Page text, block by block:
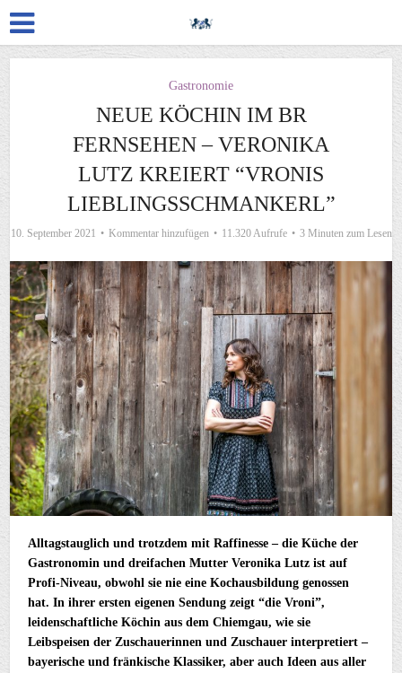
Gastronomie
NEUE KÖCHIN IM BR
FERNSEHEN – VERONIKA
LUTZ KREIERT “VRONIS
LIEBLINGSSCHMANKERL”
10. September 2021 Kommentar hinzufügen 11.320 Aufrufe 3 Minuten zum Lesen
Alltagstauglich und trotzdem mit Raffinesse – die Küche der
Gastronomin und dreifachen Mutter Veronika Lutz ist auf
Profi-Niveau, obwohl sie nie eine Kochausbildung genossen
hat. In ihrer ersten eigenen Sendung zeigt “die Vroni”,
leidenschaftliche Köchin aus dem Chiemgau, wie sie
Leibspeisen der Zuschauerinnen und Zuschauer interpretiert –
bayerische und fränkische Klassiker, aber auch Ideen aus aller